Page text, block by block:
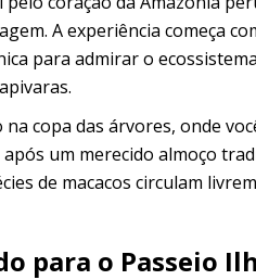
A experiência começa
para admirar o
copa das árvores, onde
um merecido almoço
de macacos circulam
o Passeio